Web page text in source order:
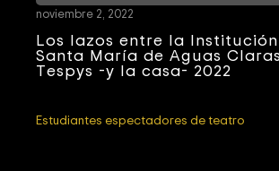
Los lazos entre la
Santa María de Aguas
Tespys -y la casa- 2022
noviembre 2, 2022
Estudiantes espectadores de teatro